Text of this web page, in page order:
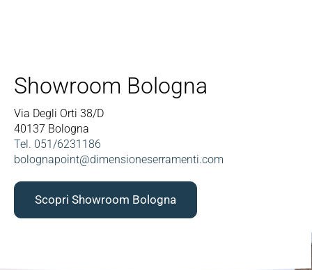
Showroom Bologna
Via Degli Orti 38/D
40137 Bologna
Tel. 051/6231186
bolognapoint@dimensioneserramenti.com
Scopri Showroom Bologna